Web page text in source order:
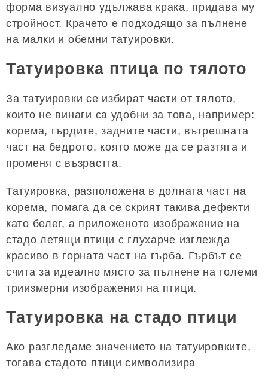
форма визуално удължава крака, придава му
стройност. Крачето е подходящо за пълнене
на малки и обемни татуировки.
Татуировка птица по тялото
За татуировки се избират части от тялото,
които не винаги са удобни за това, например:
корема, гърдите, задните части, вътрешната
част на бедрото, която може да се разтяга и
променя с възрастта.
Татуировка, разположена в долната част на
корема, помага да се скрият такива дефекти
като белег, а приложеното изображение на
стадо летящи птици с глухарче изглежда
красиво в горната част на гърба. Гърбът се
счита за идеално място за пълнене на големи
триизмерни изображения на птици.
Татуировка на стадо птици
Ако разгледаме значението на татуировките,
тогава стадото птици символизира